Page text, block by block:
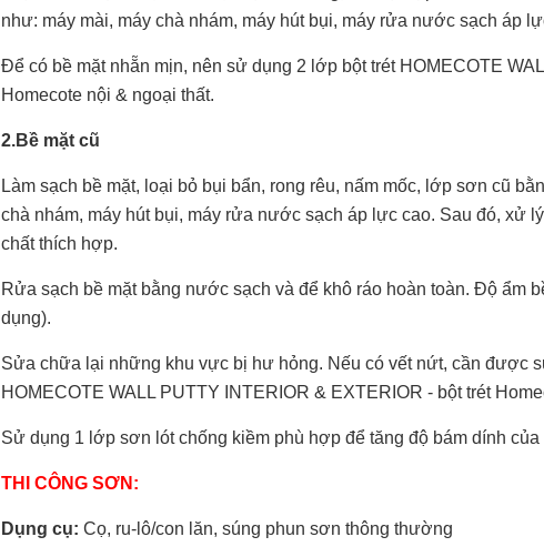
như: máy mài, máy chà nhám, máy hút bụi, máy rửa nước sạch áp
Để có bề mặt nhẵn mịn, nên sử dụng 2 lớp bột trét HOMECOTE
Homecote nội & ngoại thất.
2.Bề mặt cũ
Làm sạch bề mặt, loại bỏ bụi bẩn, rong rêu, nấm mốc, lớp sơn cũ
chà nhám, máy hút bụi, máy rửa nước sạch áp lực cao. Sau đó, xử
chất thích hợp.
Rửa sạch bề mặt bằng nước sạch và để khô ráo hoàn toàn. Độ ẩm
dụng).
Sửa chữa lại những khu vực bị hư hỏng. Nếu có vết nứt, cần được
HOMECOTE WALL PUTTY INTERIOR & EXTERIOR - bột trét
Sử dụng 1 lớp sơn lót chống kiềm phù hợp để tăng độ bám dính của
THI CÔNG SƠN:
Dụng cụ: Cọ, ru-lô/con lăn, súng phun sơn thông thường